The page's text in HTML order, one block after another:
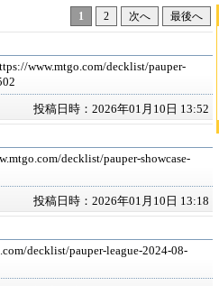
1 2 次へ 最後へ
www.mtgo.com/decklist/pauper-
投稿日時：2026年01月10日 13:52
decklist/pauper-showcase-
投稿日時：2026年01月10日 13:18
decklist/pauper-league-2024-08-